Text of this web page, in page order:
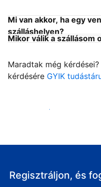
Mi van akkor, ha egy
szálláshelyen?
Mikor válik a szállásom
Maradtak még
kérdésére GYIK
Fogadja vendégeit
Regisztráljon, és